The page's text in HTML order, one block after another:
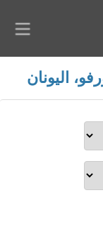
اليونان